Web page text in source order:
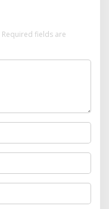
Required fields are